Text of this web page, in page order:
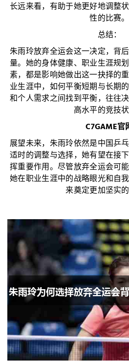
长远来看，有助于她更好地调整
性的比赛。
总结：
朱雨玲放弃全运会这一决定，背
量。她的身体健康、职业生涯规
素，都是影响她做出这一抉择的
业生涯中，如何平衡短期与长期
和个人需求之间找到平衡，往往
高水平的竞技状
C7GAME官
展望未来，朱雨玲依然是中国乒
适时的调整与选择，她有望在接
挥重要作用。尽管放弃全运会可
她在职业生涯中的战略眼光和自
来奠定更加坚实的